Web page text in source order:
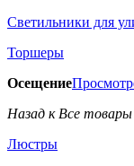
Светильники для
Торшеры
Осещение
Назад к Все товары
Люстры